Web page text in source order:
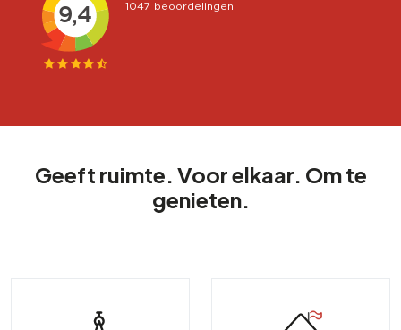
Geeft ruimte. Voor elkaar. Om te
genieten.